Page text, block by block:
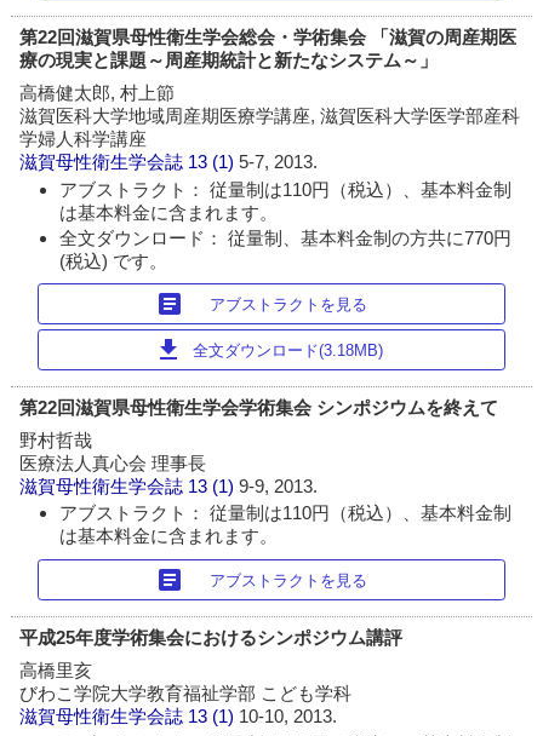
第22回滋賀県母性衛生学会総会・学術集会 「滋賀の周産期医
療の現実と課題～周産期統計と新たなシステム～」
高橋健太郎, 村上節
滋賀医科大学地域周産期医療学講座, 滋賀医科大学医学部産科
学婦人科学講座
滋賀母性衛生学会誌 13 (1)5-7, 2013.
アブストラクト： 従量制は110円（税込）、基本料金制
は基本料金に含まれます。
全文ダウンロード： 従量制、基本料金制の方共に770円
(税込) です。
article アブストラクトを見る
download 全文ダウンロード(3.18MB)
第22回滋賀県母性衛生学会学術集会 シンポジウムを終えて
野村哲哉
医療法人真心会 理事長
滋賀母性衛生学会誌 13 (1)9-9, 2013.
アブストラクト： 従量制は110円（税込）、基本料金制
は基本料金に含まれます。
article アブストラクトを見る
平成25年度学術集会におけるシンポジウム講評
高橋里亥
びわこ学院大学教育福祉学部 こども学科
滋賀母性衛生学会誌 13 (1) 10-10, 2013.